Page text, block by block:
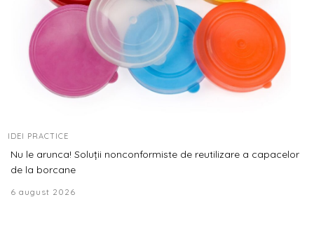
IDEI PRACTICE
Nu le arunca! Soluții nonconformiste de reutilizare a capacelor
de la borcane
6 august 2026